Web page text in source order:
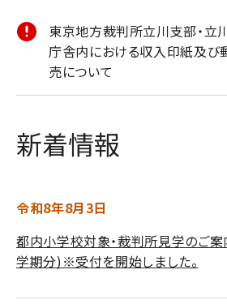
東京地方裁判所立川支部・立
庁舎内における収入印紙及び
売について
新着情報
令和8年8月3日
都内小学校対象・裁判所見学のご
学期分)※受付を開始しました。